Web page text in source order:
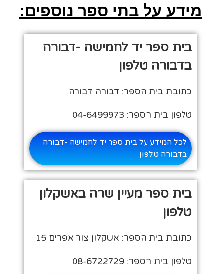
מידע על בתי ספר נוספים:
בית ספר יד לחמישה -דבורה
בדבורה טלפון
כתובת בית הספר: דבורה דבורה
טלפון בית הספר: 04-6499973
לכל המידע על בית ספר יד לחמישה -דבורה
בדבורה טלפון
בית ספר מעיין שרה באשקלון
טלפון
כתובת בית הספר: אשקלון צור אפרים 15
טלפון בית הספר: 08-6722729